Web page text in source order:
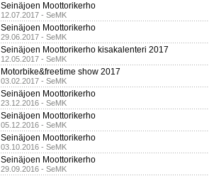
Seinäjoen Moottorikerho
12.07.2017 - SeMK
Seinäjoen Moottorikerho
29.06.2017 - SeMK
Seinäjoen Moottorikerho kisakalenteri 2017
12.05.2017 - SeMK
Motorbike&freetime show 2017
03.02.2017 - SeMK
Seinäjoen Moottorikerho
23.12.2016 - SeMK
Seinäjoen Moottorikerho
05.12.2016 - SeMK
Seinäjoen Moottorikerho
03.10.2016 - SeMK
Seinäjoen Moottorikerho
29.09.2016 - SeMK